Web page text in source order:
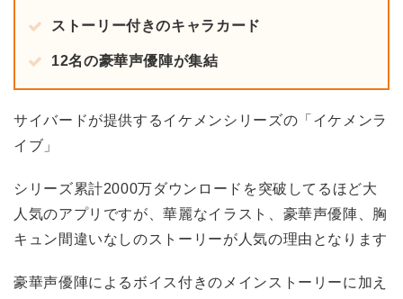
ストーリー付きのキャラカード
12名の豪華声優陣が集結
サイバードが提供するイケメンシリーズの「イケメンラ
イブ」
シリーズ累計2000万ダウンロードを突破してるほど大
人気のアプリですが、華麗なイラスト、豪華声優陣、胸
キュン間違いなしのストーリーが人気の理由となります
豪華声優陣によるボイス付きのメインストーリーに加え